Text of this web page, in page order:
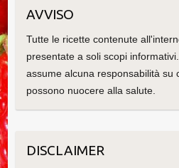
AVVISO
Tutte le ricette contenute
presentate a soli scopi
assume alcuna responsabilità su
possono nuocere alla salute.
DISCLAIMER